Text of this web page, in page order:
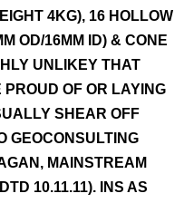
4KG), 16 HOLLOW
OD/16MM ID) & CONE
UNLIKEY THAT
OF OR LAYING
SHEAR OFF
GEOCONSULTING
MAINSTREAM
10.11.11). INS AS